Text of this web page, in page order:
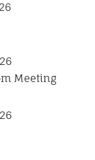
Meeting